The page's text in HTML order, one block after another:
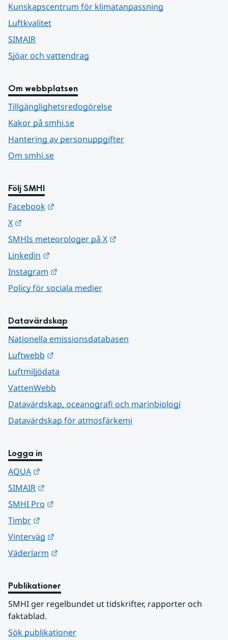
Kunskapscentrum för klimatanpassning
Luftkvalitet
SIMAIR
Sjöar och vattendrag
Om webbplatsen
Tillgänglighetsredogörelse
Kakor på smhi.se
Hantering av personuppgifter
Om smhi.se
Följ SMHI
Facebook
X
SMHIs meteorologer på X
Linkedin
Instagram
Policy för sociala medier
Datavärdskap
Nationella emissionsdatabasen
Luftwebb
Luftmiljödata
VattenWebb
Datavärdskap, oceanografi och marinbiologi
Datavärdskap för atmosfärkemi
Logga in
AQUA
SIMAIR
SMHI Pro
Timbr
Vinterväg
Väderlarm
Publikationer
SMHI ger regelbundet ut tidskrifter, rapporter och
faktablad.
Sök publikationer